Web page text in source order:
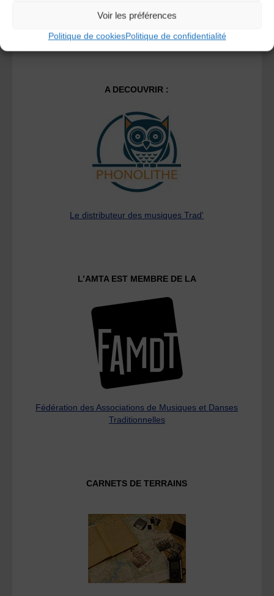
Voir les préférences
Politique de cookiesPolitique de confidentialité
A DECOUVRIR :
Le distributeur des musiques Trad'
L’AMTA EST MEMBRE DE LA
Fédération des Associations de Musiques et Danses
Traditionnelles
CARNETS DE TERRAINS